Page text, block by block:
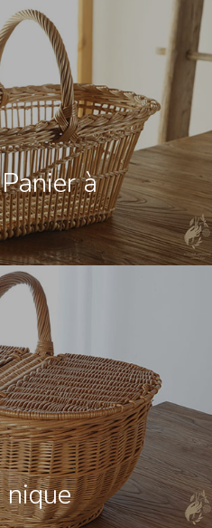
à
nique
Horaire : Avec RDV : à
ou à la boutique la Fleur
Mélèze